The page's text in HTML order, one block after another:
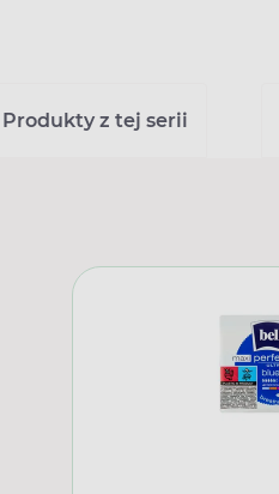
Produkty z tej serii